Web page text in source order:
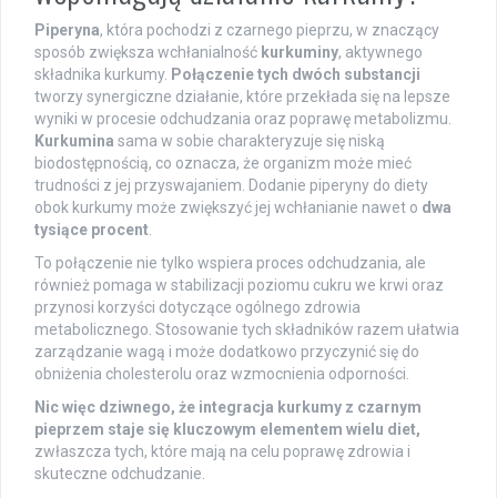
Piperyna, która pochodzi z czarnego pieprzu, w znaczący
sposób zwiększa wchłanialność kurkuminy, aktywnego
składnika kurkumy. Połączenie tych dwóch substancji
tworzy synergiczne działanie, które przekłada się na lepsze
wyniki w procesie odchudzania oraz poprawę metabolizmu.
Kurkumina sama w sobie charakteryzuje się niską
biodostępnością, co oznacza, że organizm może mieć
trudności z jej przyswajaniem. Dodanie piperyny do diety
obok kurkumy może zwiększyć jej wchłanianie nawet o dwa
tysiące procent
To połączenie nie tylko wspiera proces odchudzania, ale
również pomaga w stabilizacji poziomu cukru we krwi oraz
przynosi korzyści dotyczące ogólnego zdrowia
metabolicznego. Stosowanie tych składników razem ułatwia
zarządzanie wagą i może dodatkowo przyczynić się do
obniżenia cholesterolu oraz wzmocnienia odporności.
Nic więc dziwnego, że integracja kurkumy z czarnym
pieprzem staje się kluczowym elementem wielu diet,
zwłaszcza tych, które mają na celu poprawę zdrowia i
skuteczne odchudzanie.